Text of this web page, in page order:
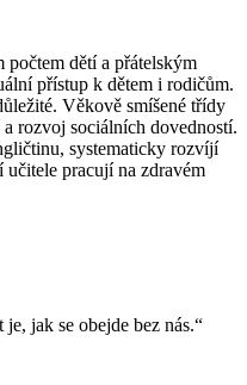
počtem dětí a přátelským
přístup k dětem i rodičům.
Věkově smíšené třídy
rozvoj sociálních dovedností.
systematicky rozvíjí
pracují na zdravém
jak se obejde bez nás.“